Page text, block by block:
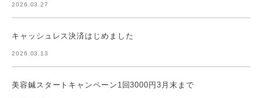
2026.03.27
キャッシュレス決済はじめました
2026.03.13
美容鍼スタートキャンペーン1回3000円3月末まで